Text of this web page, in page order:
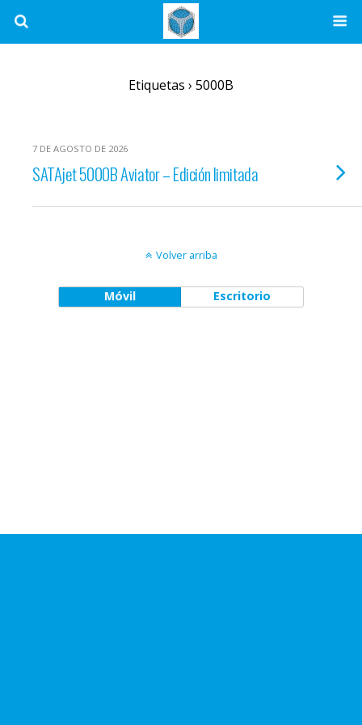
Etiquetas › 5000B
7 DE AGOSTO DE 2026
SATAjet 5000B Aviator – Edición limitada
Volver arriba
Móvil Escritorio